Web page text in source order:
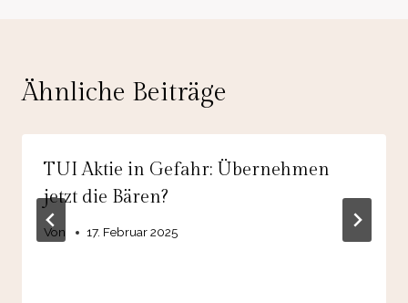
Ähnliche Beiträge
TUI Aktie in Gefahr: Übernehmen
jetzt die Bären?
Von 17. Februar 2025